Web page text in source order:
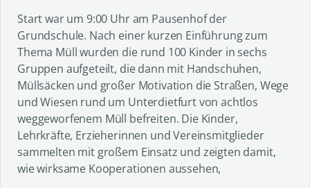
Start war um 9:00 Uhr am Pausenhof der
Grundschule. Nach einer kurzen Einführung zum
Thema Müll wurden die rund 100 Kinder in sechs
Gruppen aufgeteilt, die dann mit Handschuhen,
Müllsäcken und großer Motivation die Straßen, Wege
und Wiesen rund um Unterdietfurt von achtlos
weggeworfenem Müll befreiten. Die Kinder,
Lehrkräfte, Erzieherinnen und Vereinsmitglieder
sammelten mit großem Einsatz und zeigten damit,
wie wirksame Kooperationen aussehen,